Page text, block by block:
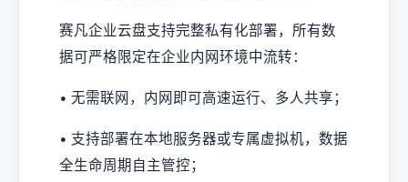
赛凡企业云盘支持完整私有化部署，所有数
据可严格限定在企业内网环境中流转：
• 无需联网，内网即可高速运行、多人共享；
• 支持部署在本地服务器或专属虚拟机，数据
全生命周期自主管控；